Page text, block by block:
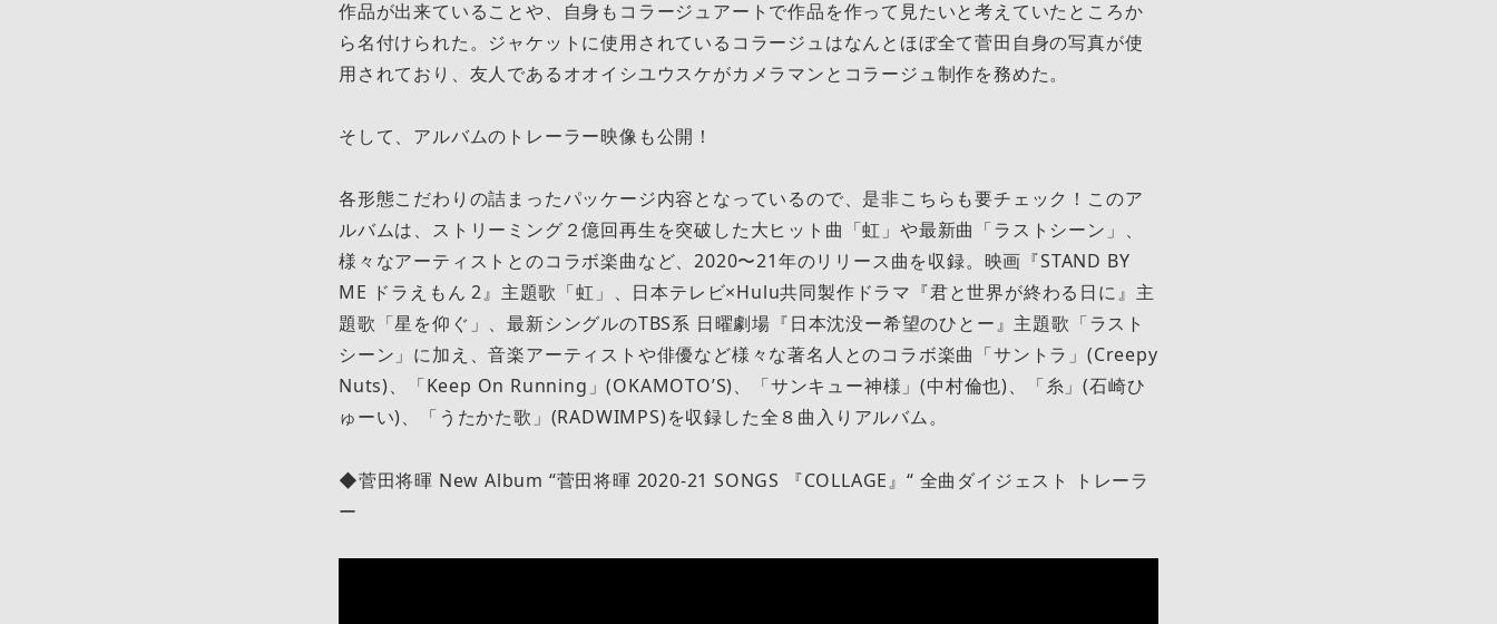
作品が出来ていることや、自身もコラージュアートで作品を作って見たいと考えていたところか
ら名付けられた。ジャケットに使用されているコラージュはなんとほぼ全て菅田自身の写真が使
用されており、友人であるオオイシユウスケがカメラマンとコラージュ制作を務めた。
そして、アルバムのトレーラー映像も公開！
各形態こだわりの詰まったパッケージ内容となっているので、是非こちらも要チェック！このア
ルバムは、ストリーミング２億回再生を突破した大ヒット曲「虹」や最新曲「ラストシーン」、
様々なアーティストとのコラボ楽曲など、2020〜21年のリリース曲を収録。映画『STAND BY
ME ドラえもん 2』主題歌「虹」、日本テレビ×Hulu共同製作ドラマ『君と世界が終わる日に』主
題歌「星を仰ぐ」、最新シングルのTBS系 日曜劇場『日本沈没ー希望のひとー』主題歌「ラスト
シーン」に加え、音楽アーティストや俳優など様々な著名人とのコラボ楽曲「サントラ」(Creepy
Nuts)、「Keep On Running」(OKAMOTO’S)、「サンキュー神様」(中村倫也)、「糸」(石崎ひ
ゅーい)、「うたかた歌」(RADWIMPS)を収録した全８曲入りアルバム。
◆菅田将暉 New Album “菅田将暉 2020-21 SONGS 『COLLAGE』“ 全曲ダイジェスト トレーラ
ー